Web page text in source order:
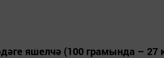
яшелчә (100 грамында – 27